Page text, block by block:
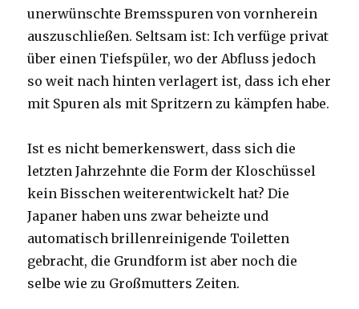
unerwünschte Bremsspuren von vornherein
auszuschließen. Seltsam ist: Ich verfüge privat
über einen Tiefspüler, wo der Abfluss jedoch
so weit nach hinten verlagert ist, dass ich eher
mit Spuren als mit Spritzern zu kämpfen habe.
Ist es nicht bemerkenswert, dass sich die
letzten Jahrzehnte die Form der Kloschüssel
kein Bisschen weiterentwickelt hat? Die
Japaner haben uns zwar beheizte und
automatisch brillenreinigende Toiletten
gebracht, die Grundform ist aber noch die
selbe wie zu Großmutters Zeiten.